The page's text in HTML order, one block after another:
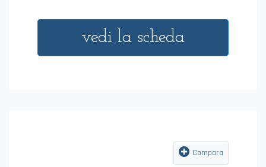
vedi la scheda
Compara